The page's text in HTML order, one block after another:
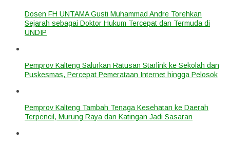
Dosen FH UNTAMA Gusti Muhammad Andre Torehkan
Sejarah sebagai Doktor Hukum Tercepat dan Termuda di
UNDIP
Pemprov Kalteng Salurkan Ratusan Starlink ke Sekolah dan
Puskesmas, Percepat Pemerataan Internet hingga Pelosok
Pemprov Kalteng Tambah Tenaga Kesehatan ke Daerah
Terpencil, Murung Raya dan Katingan Jadi Sasaran